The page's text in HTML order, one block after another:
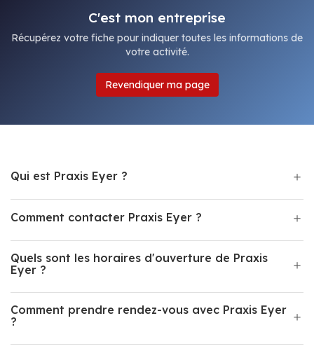
C'est mon entreprise
Récupérez votre fiche pour indiquer toutes les informations de
votre activité.
Revendiquer ma page
Qui est Praxis Eyer ?
Comment contacter Praxis Eyer ?
Quels sont les horaires d'ouverture de Praxis
Eyer ?
Comment prendre rendez-vous avec Praxis Eyer
?